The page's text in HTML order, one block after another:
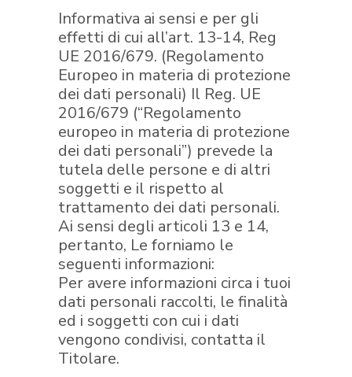
Informativa ai sensi e per gli
effetti di cui all’art. 13-14, Reg
UE 2016/679. (Regolamento
Europeo in materia di protezione
dei dati personali) Il Reg. UE
2016/679 (“Regolamento
europeo in materia di protezione
dei dati personali”) prevede la
tutela delle persone e di altri
soggetti e il rispetto al
trattamento dei dati personali.
Ai sensi degli articoli 13 e 14,
pertanto, Le forniamo le
seguenti informazioni:
Per avere informazioni circa i tuoi
dati personali raccolti, le finalità
ed i soggetti con cui i dati
vengono condivisi, contatta il
Titolare.